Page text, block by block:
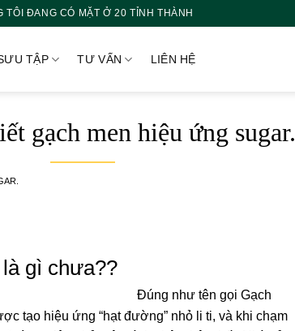
ĐANG CÓ MẶT Ở 20 TỈNH THÀNH
TẬP TƯ VẤN LIÊN HỆ
gạch men hiệu ứng sugar.
gì chưa??
Đúng như tên gọi Gạch
tạo hiệu ứng “hạt đường” nhỏ li ti, và khi chạm